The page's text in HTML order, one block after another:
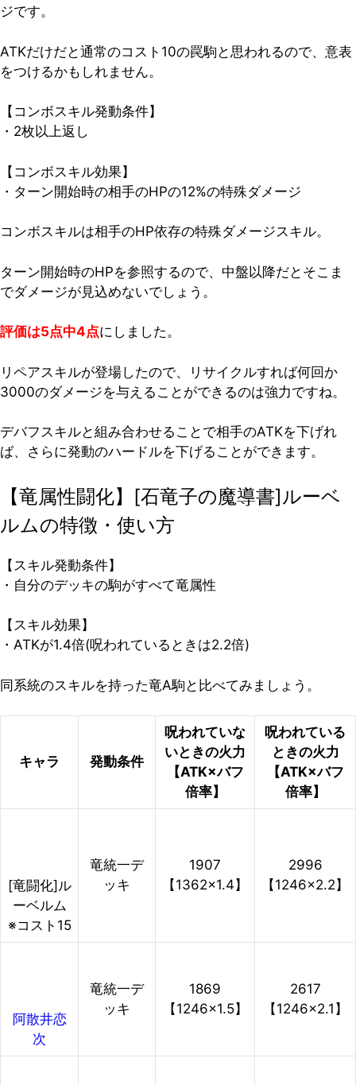
ジです。
ATKだけだと通常のコスト10の罠駒と思われるので、意表
をつけるかもしれません。
【コンボスキル発動条件】
・2枚以上返し
【コンボスキル効果】
・ターン開始時の相手のHPの12%の特殊ダメージ
コンボスキルは相手のHP依存の特殊ダメージスキル。
ターン開始時のHPを参照するので、中盤以降だとそこま
でダメージが見込めないでしょう。
評価は5点中4点にしました。
リペアスキルが登場したので、リサイクルすれば何回か
3000のダメージを与えることができるのは強力ですね。
デバフスキルと組み合わせることで相手のATKを下げれ
ば、さらに発動のハードルを下げることができます。
【竜属性闘化】[石竜子の魔導書]ルーベ
ルムの特徴・使い方
【スキル発動条件】
・自分のデッキの駒がすべて竜属性
【スキル効果】
・ATKが1.4倍(呪われているときは2.2倍)
同系統のスキルを持った竜A駒と比べてみましょう。
キャラ 発動条件
呪われていな
いときの火力
【ATK×バフ
倍率】
呪われている
ときの火力
【ATK×バフ
倍率】
[竜闘化]ル
ーベルム
※コスト15
竜統一デ
ッキ
1907
【1362×1.4】
2996
【1246×2.2】
阿散井恋
次
竜統一デ
ッキ
1869
【1246×1.5】
2617
【1246×2.1】